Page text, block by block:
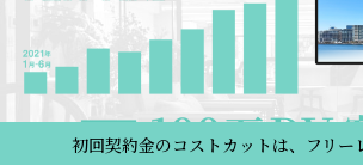
初回契約金のコストカットは、フリー